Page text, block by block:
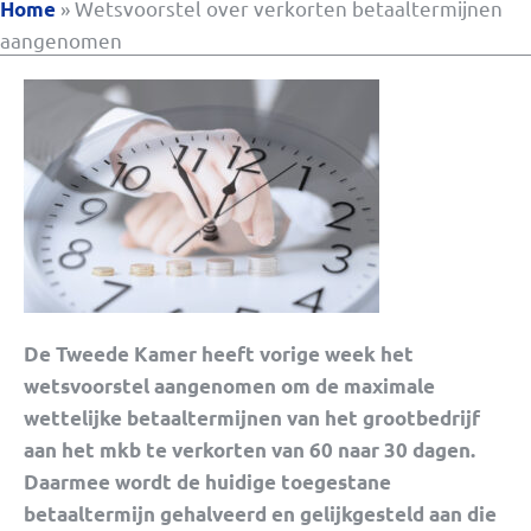
Home »Wetsvoorstel over verkorten betaaltermijnen
aangenomen
De Tweede Kamer heeft vorige week het
wetsvoorstel aangenomen om de maximale
wettelijke betaaltermijnen van het grootbedrijf
aan het mkb te verkorten van 60 naar 30 dagen.
Daarmee wordt de huidige toegestane
betaaltermijn gehalveerd en gelijkgesteld aan die